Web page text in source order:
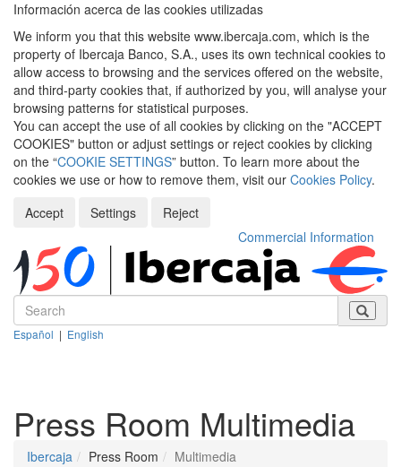
Información acerca de las cookies utilizadas
We inform you that this website www.ibercaja.com, which is the
property of Ibercaja Banco, S.A., uses its own technical cookies to
allow access to browsing and the services offered on the website,
and third-party cookies that, if authorized by you, will analyse your
browsing patterns for statistical purposes.
You can accept the use of all cookies by clicking on the "ACCEPT
COOKIES" button or adjust settings or reject cookies by clicking
on the “COOKIE SETTINGS” button. To learn more about the
cookies we use or how to remove them, visit our Cookies Policy.
Accept
Settings
Reject
Commercial Information
Español | English
Press Room Multimedia
Ibercaja Press Room Multimedia